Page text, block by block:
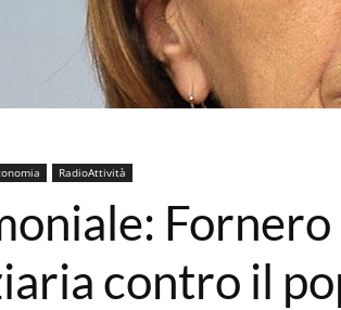
RadioAttività
contro il